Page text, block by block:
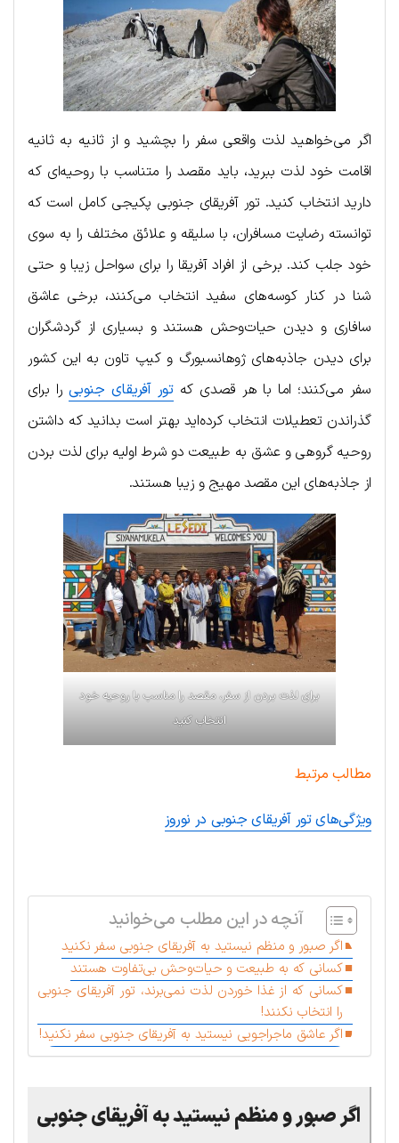
اگر می‌خواهید لذت واقعی سفر را بچشید و از ثانیه به ثانیه
اقامت خود لذت ببرید، باید مقصد را متناسب با روحیه‌ای که
دارید انتخاب کنید. تور آفریقای جنوبی پکیجی کامل است که
توانسته رضایت مسافران، با سلیقه و علائق مختلف را به سوی
خود جلب کند. برخی از افراد آفریقا را برای سواحل زیبا و حتی
شنا در کنار کوسه‌های سفید انتخاب می‌کنند، برخی عاشق
سافاری و دیدن حیات‌وحش هستند و بسیاری از گردشگران
برای دیدن جاذبه‌های ژوهانسبورگ و کیپ تاون به این کشور
سفر می‌کنند؛ اما با هر قصدی کهتور آفریقای جنوبیرا برای
گذراندن تعطیلات انتخاب کرده‌اید بهتر است بدانید که داشتن
روحیه گروهی و عشق به طبیعت دو شرط اولیه برای لذت بردن
از جاذبه‌های این مقصد مهیج و زیبا هستند.
برای لذت بردن از سفر، مقصد را مناسب با روحیه خود
انتخاب کنید
مطالب مرتبط
ویژگی‌های تور آفریقای جنوبی در نوروز
آنچه در این مطلب می‌خوانید
اگر صبور و منظم نیستید به آفریقای جنوبی سفر نکنید
کسانی که به طبیعت و حیات‌وحش بی‌تفاوت هستند
کسانی که از غذا خوردن لذت نمی‌برند، تور آفریقای جنوبی
را انتخاب نکنند!
اگر عاشق ماجراجویی نیستید به آفریقای جنوبی سفر نکنید!
اگر صبور و منظم نیستید به آفریقای جنوبی